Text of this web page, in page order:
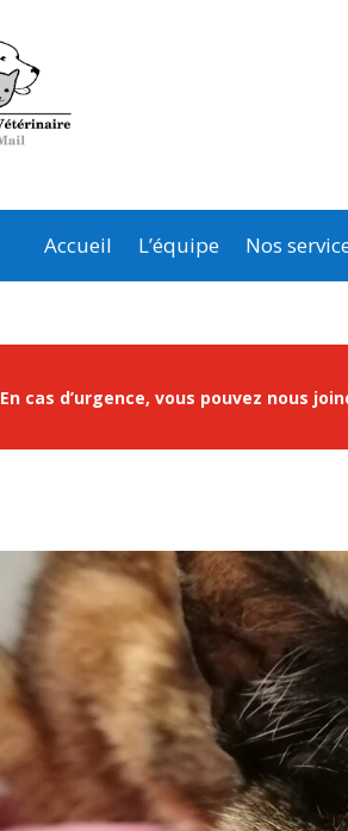
Accueil L’équipe Nos
En cas d’urgence, vous pouvez nous